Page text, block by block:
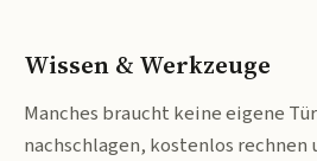
Wissen & Werkzeuge
Manches braucht keine eigene
nachschlagen, kostenlos